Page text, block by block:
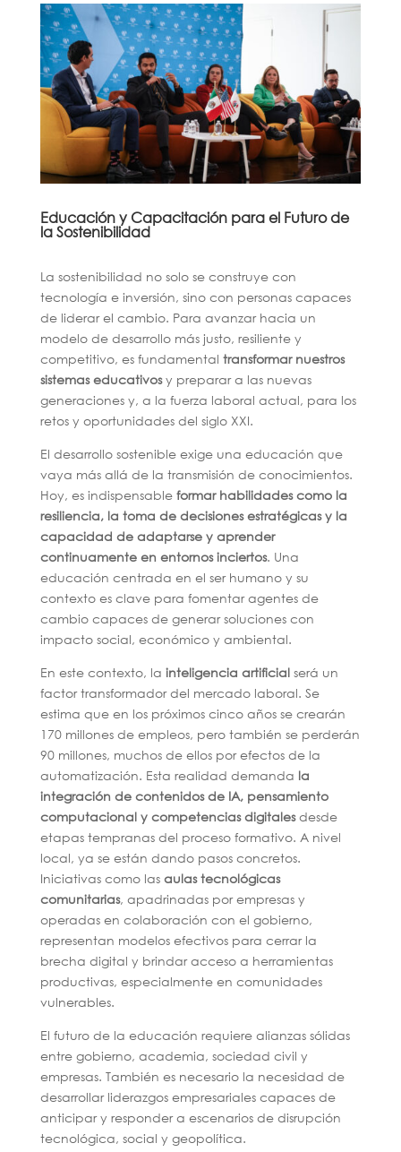
Educación y Capacitación para el Futuro de
la Sostenibilidad
La sostenibilidad no solo se construye con
tecnología e inversión, sino con personas capaces
de liderar el cambio. Para avanzar hacia un
modelo de desarrollo más justo, resiliente y
competitivo, es fundamental transformar nuestros
sistemas educativosy preparar a las nuevas
generaciones y, a la fuerza laboral actual, para los
retos y oportunidades del siglo XXI.
El desarrollo sostenible exige una educación que
vaya más allá de la transmisión de conocimientos.
Hoy, es indispensable formar habilidades como la
resiliencia, la toma de decisiones estratégicas y la
capacidad de adaptarse y aprender
continuamente en entornos inciertos. Una
educación centrada en el ser humano y su
contexto es clave para fomentar agentes de
cambio capaces de generar soluciones con
impacto social, económico y ambiental.
En este contexto, la inteligencia artificialserá un
factor transformador del mercado laboral. Se
estima que en los próximos cinco años se crearán
170 millones de empleos, pero también se perderán
90 millones, muchos de ellos por efectos de la
automatización. Esta realidad demanda la
integración de contenidos de IA, pensamiento
computacional y competencias digitalesdesde
etapas tempranas del proceso formativo. A nivel
local, ya se están dando pasos concretos.
Iniciativas como las aulas tecnológicas
comunitarias, apadrinadas por empresas y
operadas en colaboración con el gobierno,
representan modelos efectivos para cerrar la
brecha digital y brindar acceso a herramientas
productivas, especialmente en comunidades
vulnerables.
El futuro de la educación requiere alianzas sólidas
entre gobierno, academia, sociedad civil y
empresas. También es necesario la necesidad de
desarrollar liderazgos empresariales capaces de
anticipar y responder a escenarios de disrupción
tecnológica, social y geopolítica.